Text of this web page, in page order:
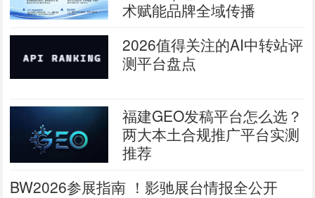
术赋能品牌全域传播
2026值得关注的AI中转站评
测平台盘点
福建GEO发稿平台怎么选？
两大本土合规推广平台实测
推荐
BW2026参展指南 ！影驰展台情报全公开